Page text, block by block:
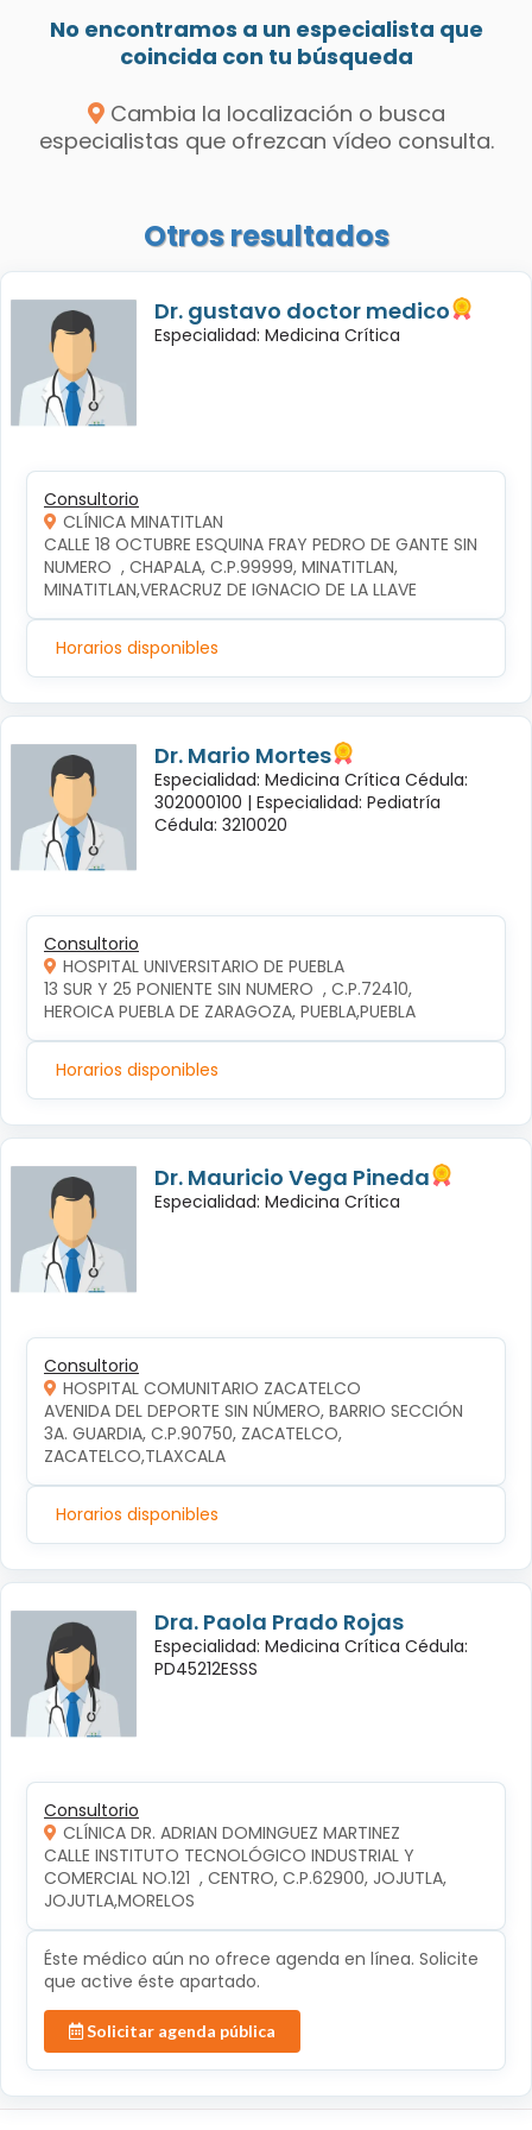
No encontramos a un especialista que
coincida con tu búsqueda
Cambia la localización o busca
especialistas que ofrezcan vídeo consulta.
Otros resultados
Dr. gustavo doctor medico
Especialidad: Medicina Crítica
Consultorio
CLÍNICA MINATITLAN
CALLE 18 OCTUBRE ESQUINA FRAY PEDRO DE GANTE SIN
NUMERO  , CHAPALA, C.P.99999, MINATITLAN,
MINATITLAN,VERACRUZ DE IGNACIO DE LA LLAVE
Horarios disponibles
Dr. Mario Mortes
Especialidad: Medicina Crítica Cédula:
302000100 | Especialidad: Pediatría
Cédula: 3210020
Consultorio
HOSPITAL UNIVERSITARIO DE PUEBLA
13 SUR Y 25 PONIENTE SIN NUMERO  , C.P.72410,
HEROICA PUEBLA DE ZARAGOZA, PUEBLA,PUEBLA
Horarios disponibles
Dr. Mauricio Vega Pineda
Especialidad: Medicina Crítica
Consultorio
HOSPITAL COMUNITARIO ZACATELCO
AVENIDA DEL DEPORTE SIN NÚMERO, BARRIO SECCIÓN
3A. GUARDIA, C.P.90750, ZACATELCO,
ZACATELCO,TLAXCALA
Horarios disponibles
Dra. Paola Prado Rojas
Especialidad: Medicina Crítica Cédula:
PD45212ESSS
Consultorio
CLÍNICA DR. ADRIAN DOMINGUEZ MARTINEZ
CALLE INSTITUTO TECNOLÓGICO INDUSTRIAL Y
COMERCIAL NO.121  , CENTRO, C.P.62900, JOJUTLA,
JOJUTLA,MORELOS
Éste médico aún no ofrece agenda en línea. Solicite
que active éste apartado.
Solicitar agenda pública